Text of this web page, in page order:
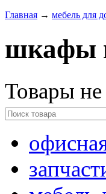
Главная → мебель для
шкафы
Товары